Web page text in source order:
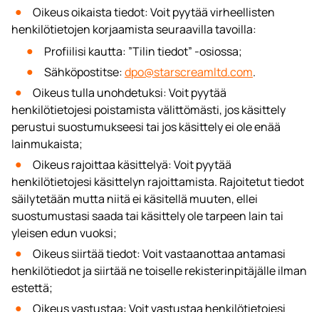
Oikeus oikaista tiedot: Voit pyytää virheellisten
henkilötietojen korjaamista seuraavilla tavoilla:
Profiilisi kautta: ”Tilin tiedot” -osiossa;
Sähköpostitse:dpo@starscreamltd.com.
Oikeus tulla unohdetuksi: Voit pyytää
henkilötietojesi poistamista välittömästi, jos käsittely
perustui suostumukseesi tai jos käsittely ei ole enää
lainmukaista;
Oikeus rajoittaa käsittelyä: Voit pyytää
henkilötietojesi käsittelyn rajoittamista. Rajoitetut tiedot
säilytetään mutta niitä ei käsitellä muuten, ellei
suostumustasi saada tai käsittely ole tarpeen lain tai
yleisen edun vuoksi;
Oikeus siirtää tiedot: Voit vastaanottaa antamasi
henkilötiedot ja siirtää ne toiselle rekisterinpitäjälle ilman
estettä;
Oikeus vastustaa: Voit vastustaa henkilötietojesi